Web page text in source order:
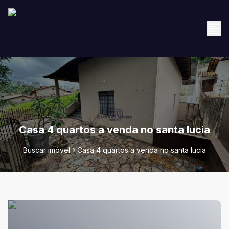
Casa 4 quartos a venda no santa lucia
Buscar imóvel Casa 4 quartos a venda no santa lucia